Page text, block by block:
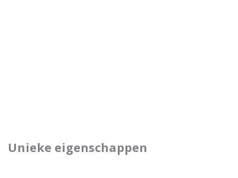
Unieke eigenschappen